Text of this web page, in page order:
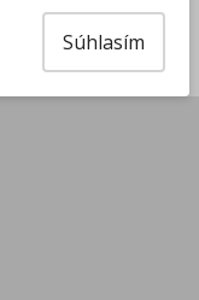
Súhlasím